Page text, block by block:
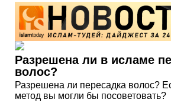
Разрешена ли в исламе
волос?
Разрешена ли пересадка волос?
метод вы могли бы посоветовать?